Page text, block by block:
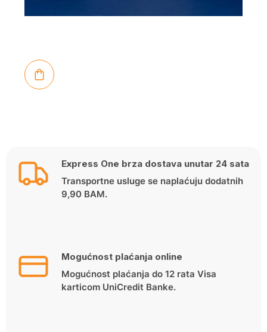
Express One brza dostava unutar 24 sata
Transportne usluge se naplaćuju dodatnih
9,90 BAM.
Mogućnost plaćanja online
Mogućnost plaćanja do 12 rata Visa
karticom UniCredit Banke.